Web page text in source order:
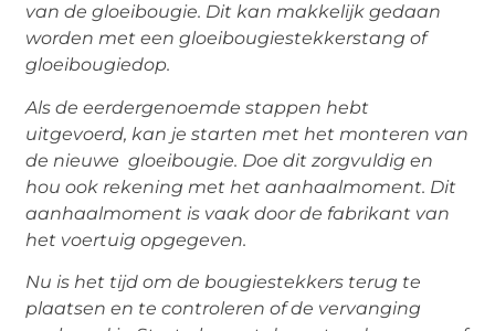
van de gloeibougie. Dit kan makkelijk gedaan
worden met een gloeibougiestekkerstang of
gloeibougiedop.
Als de eerdergenoemde stappen hebt
uitgevoerd, kan je starten met het monteren van
de nieuwe gloeibougie. Doe dit zorgvuldig en
hou ook rekening met het aanhaalmoment. Dit
aanhaalmoment is vaak door de fabrikant van
het voertuig opgegeven.
Nu is het tijd om de bougiestekkers terug te
plaatsen en te controleren of de vervanging